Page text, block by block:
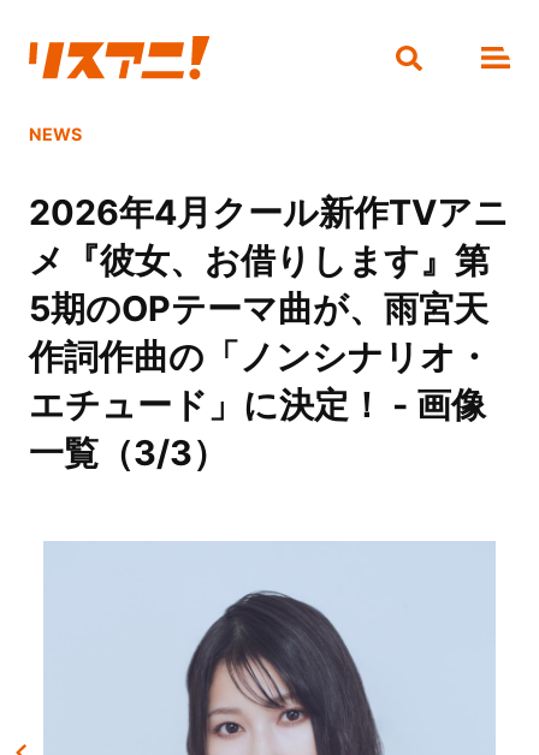
NEWS
2026年4月クール新作TVアニ
メ『彼女、お借りします』第
5期のOPテーマ曲が、雨宮天
作詞作曲の「ノンシナリオ・
エチュード」に決定！ - 画像
一覧（3/3）